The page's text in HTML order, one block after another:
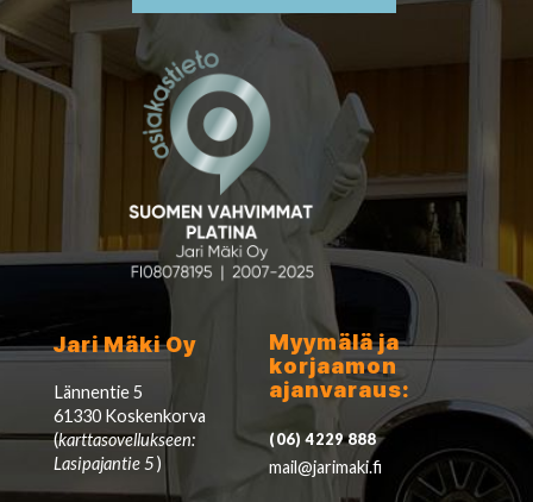
Jari Mäki Oy
Lännentie 5
61330 Koskenkorva
(karttasovellukseen:
Lasipajantie 5)
Myymälä ja
korjaamon
ajanvaraus:
(06) 4229 888
mail@jarimaki.fi